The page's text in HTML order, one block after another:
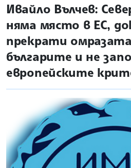
site.bta
Ивайло Вълчев:
няма място в ЕС,
прекрати
българите и не
европейските